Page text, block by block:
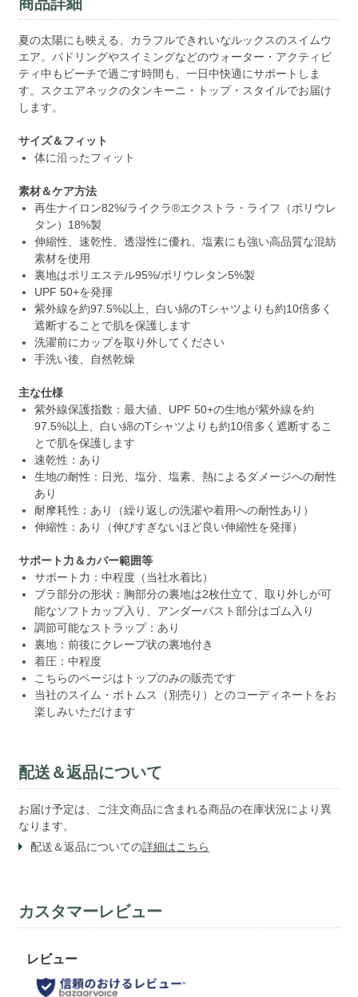
商品詳細
夏の太陽にも映える、カラフルできれいなルックスのスイムウ
エア。パドリングやスイミングなどのウォーター・アクティビ
ティ中もビーチで過ごす時間も、一日中快適にサポートしま
す。スクエアネックのタンキーニ・トップ・スタイルでお届け
します。
サイズ＆フィット
体に沿ったフィット
素材＆ケア方法
再生ナイロン82%/ライクラ®エクストラ・ライフ（ポリウレ
タン）18%製
伸縮性、速乾性、透湿性に優れ、塩素にも強い高品質な混紡
素材を使用
裏地はポリエステル95%/ポリウレタン5%製
UPF 50+を発揮
紫外線を約97.5%以上、白い綿のTシャツよりも約10倍多く
遮断することで肌を保護します
洗濯前にカップを取り外してください
手洗い後、自然乾燥
主な仕様
紫外線保護指数：最大値、UPF 50+の生地が紫外線を約
97.5%以上、白い綿のTシャツよりも約10倍多く遮断するこ
とで肌を保護します
速乾性：あり
生地の耐性：日光、塩分、塩素、熱によるダメージへの耐性
あり
耐摩耗性：あり（繰り返しの洗濯や着用への耐性あり）
伸縮性：あり（伸びすぎないほど良い伸縮性を発揮）
サポート力＆カバー範囲等
サポート力：中程度（当社水着比）
ブラ部分の形状：胸部分の裏地は2枚仕立て、取り外しが可
能なソフトカップ入り、アンダーバスト部分はゴム入り
調節可能なストラップ：あり
裏地：前後にクレープ状の裏地付き
着圧：中程度
こちらのページはトップのみの販売です
当社のスイム・ボトムス（別売り）とのコーディネートをお
楽しみいただけます
配送＆返品について
お届け予定は、ご注文商品に含まれる商品の在庫状況により異
なります。
配送＆返品についての詳細はこちら
カスタマーレビュー